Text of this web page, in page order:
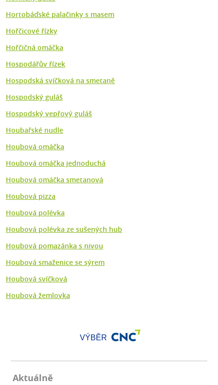
Hortobáďské palačinky s masem
Hořčicové řízky
Hořčičná omáčka
Hospodářův řízek
Hospodská svíčková na smetaně
Hospodský guláš
Hospodský vepřový guláš
Houbařské nudle
Houbová omáčka
Houbová omáčka jednoduchá
Houbová omáčka smetanová
Houbová pizza
Houbová polévka
Houbová polévka ze sušených hub
Houbová pomazánka s nivou
Houbová smaženice se sýrem
Houbová svíčková
Houbová žemlovka
VÝBĚR
Aktuálně